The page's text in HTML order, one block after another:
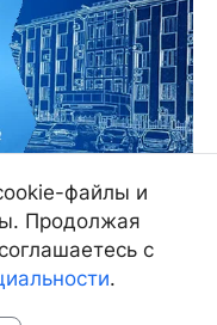
травмы
файлы и
Продолжая
с
.